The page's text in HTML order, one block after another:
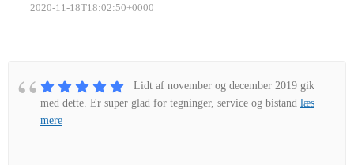
2020-11-18T18:02:50+0000
Lidt af november og december 2019 gik
med dette. Er super glad for tegninger, service og bistand læs
mere